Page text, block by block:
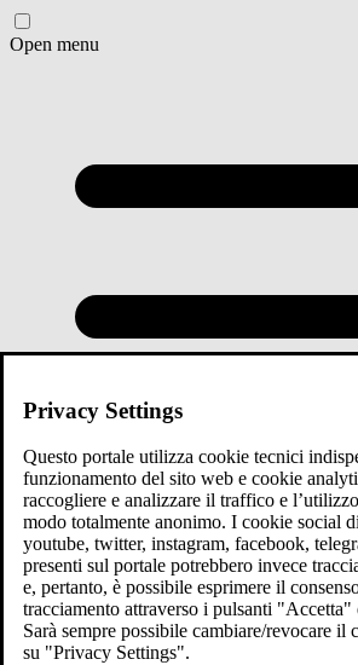
Open menu
Privacy Settings
Questo portale utilizza cookie tecnici
funzionamento del sito web e cookie
raccogliere e analizzare il traffico e
modo totalmente anonimo. I cookie social
youtube, twitter, instagram, facebook,
presenti sul portale potrebbero invece
e, pertanto, è possibile esprimere il
tracciamento attraverso i pulsanti
Sarà sempre possibile cambiare/revocare il
su "Privacy Settings".